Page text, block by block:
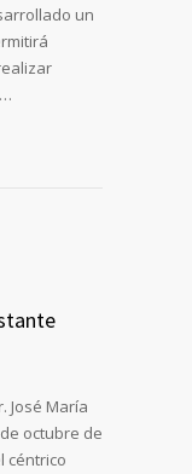
un
José María
octubre de
céntrico